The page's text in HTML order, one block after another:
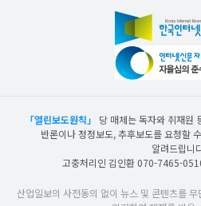
「열린보도원칙」
당 매체는 독자와 취재원
반론이나 정정보도, 추후보도를 요청할
알려드립니
고충처리인 김인환 070-7465-
산업일보의 사전동의 없이 뉴스 및 콘텐츠를